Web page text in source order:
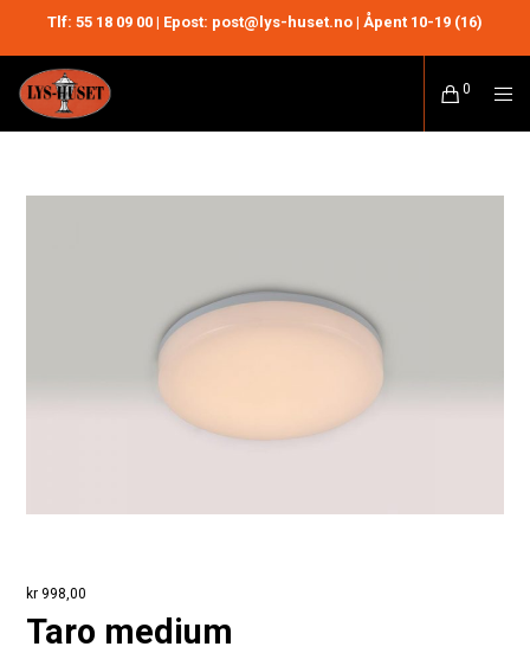
Tlf: 55 18 09 00 | Epost: post@lys-huset.no | Åpent 10-19 (16)
0
kr 998,00
Taro medium